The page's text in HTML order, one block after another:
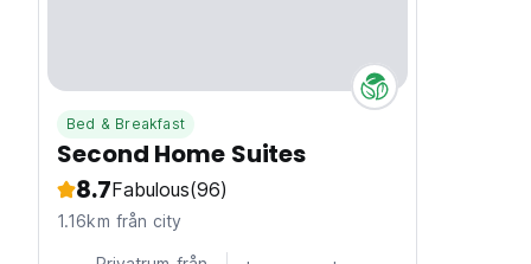
Bed & Breakfast
Second Home Suites
8.7Fabulous(96)
1.16km från city